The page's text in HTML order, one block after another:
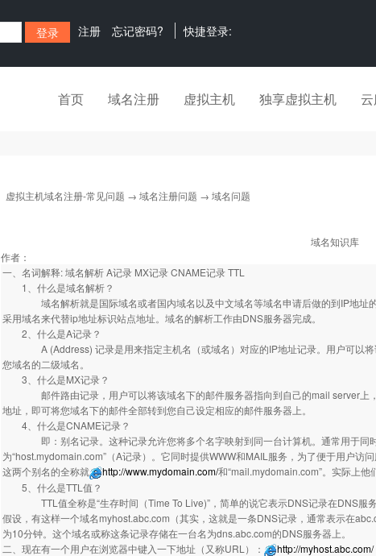
注册 忘记密码? 快捷登录:
首页 域名注册 虚拟主机 独享虚拟主机
虚拟主机域名注册-常见问题 → 域名注册问题 → 域名问题
域名知识库
作者：
一、名词解释: 域名解析 A记录 MX记录 CNAME记录 TTL
1、什么是域名解析？
域名解析就是国际域名或者国内域名以及中文域名等域名申请后做的到IP地址的
采用域名来代替ip地址标识站点地址。域名的解析工作由DNS服务器完成。
2、什么是A记录？
A (Address) 记录是用来指定主机名（或域名）对应的IP地址记录。用户可以将
您域名的二级域名。
3、什么是MX记录？
邮件路由记录，用户可以将该域名下的邮件服务器指向到自己的mail server上，
地址，即可将您域名下的邮件全部转到您自己设定相应的邮件服务器上。
4、什么是CNAME记录？
即：别名记录。这种记录允许您将多个名字映射到同一台计算机。通常用于同时
为“host.mydomain.com”（A记录）。它同时提供WWW和MAIL服务，为了便于用户访
这两个别名的全称就
http://www.mydomain.com/和“mail.mydomain.com”。实际上他
5、什么是TTL值？
TTL值全称是“生存时间（Time To Live)”，简单的说它表示DNS记录在DNS服务
假设，有这样一个域名myhost.abc.com（其实，这就是一条DNS记录，通常表示在
为10分钟。这个域名或称这条记录存储在一台名为dns.abc.com的DNS服务器上。
二、现在有一个用户在浏览器中键入一下地址（又称URL）：
http://myhost.abc.com/